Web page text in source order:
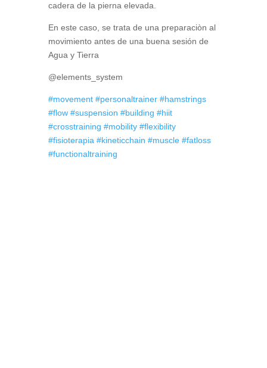
cadera de la pierna elevada.
En este caso, se trata de una preparaciòn al
movimiento antes de una buena sesión de
Agua y Tierra
@elements_system
#movement #personaltrainer #hamstrings
#flow #suspension #building #hiit
#crosstraining #mobility #flexibility
#fisioterapia #kineticchain #muscle #fatloss
#functionaltraining